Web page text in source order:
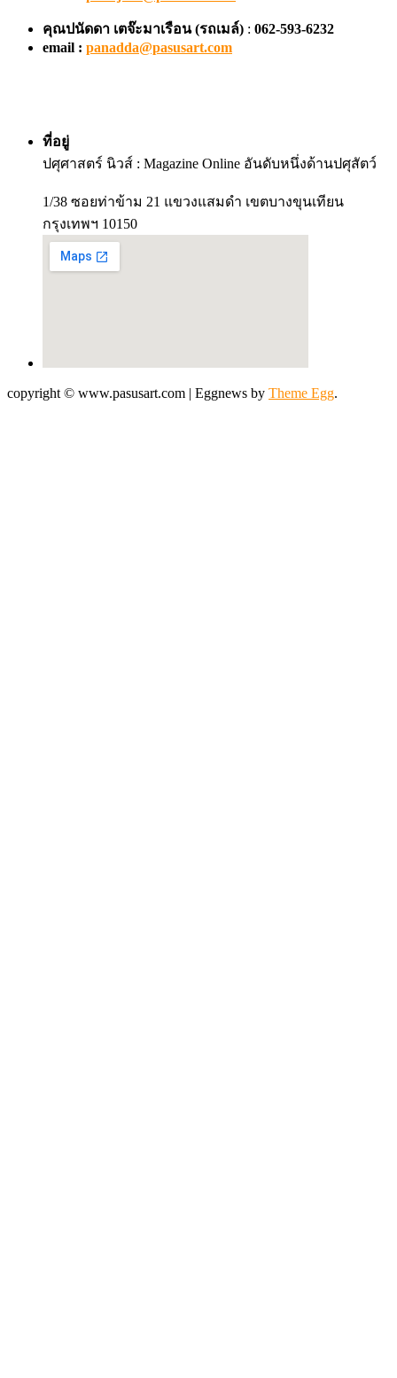
คุณปนัดดา เตจ๊ะมาเรือน (รถเมล์) : 062-593-6232
email : panadda@pasusart.com
ที่อยู่
ปศุศาสตร์ นิวส์ : Magazine Online อันดับหนึ่งด้านปศุสัตว์
1/38 ซอยท่าข้าม 21 แขวงแสมดำ เขตบางขุนเทียน
กรุงเทพฯ 10150
copyright © www.pasusart.com | Eggnews by Theme Egg.